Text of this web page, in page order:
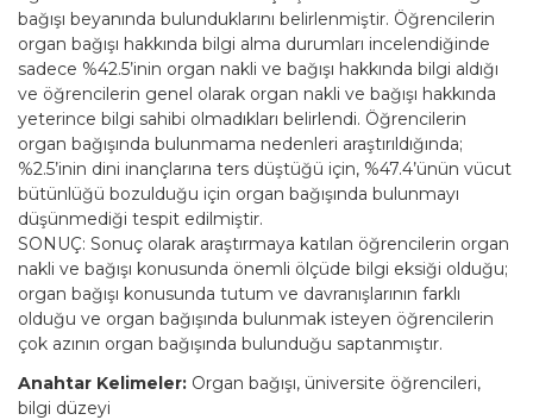
bağışı beyanında bulunduklarını belirlenmiştir. Öğrencilerin
organ bağışı hakkında bilgi alma durumları incelendiğinde
sadece %42.5’inin organ nakli ve bağışı hakkında bilgi aldığı
ve öğrencilerin genel olarak organ nakli ve bağışı hakkında
yeterince bilgi sahibi olmadıkları belirlendi. Öğrencilerin
organ bağışında bulunmama nedenleri araştırıldığında;
%2.5’inin dini inançlarına ters düştüğü için, %47.4’ünün vücut
bütünlüğü bozulduğu için organ bağışında bulunmayı
düşünmediği tespit edilmiştir.
SONUÇ: Sonuç olarak araştırmaya katılan öğrencilerin organ
nakli ve bağışı konusunda önemli ölçüde bilgi eksiği olduğu;
organ bağışı konusunda tutum ve davranışlarının farklı
olduğu ve organ bağışında bulunmak isteyen öğrencilerin
çok azının organ bağışında bulunduğu saptanmıştır.
Anahtar Kelimeler: Organ bağışı, üniversite öğrencileri,
bilgi düzeyi